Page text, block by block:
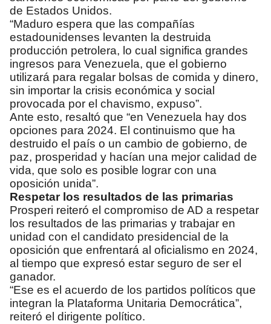
de Estados Unidos.
“Maduro espera que las compañías
estadounidenses levanten la destruida
producción petrolera, lo cual significa grandes
ingresos para Venezuela, que el gobierno
utilizará para regalar bolsas de comida y dinero,
sin importar la crisis económica y social
provocada por el chavismo, expuso”.
Ante esto, resaltó que “en Venezuela hay dos
opciones para 2024. El continuismo que ha
destruido el país o un cambio de gobierno, de
paz, prosperidad y hacían una mejor calidad de
vida, que solo es posible lograr con una
oposición unida”.
Respetar los resultados de las primarias
Prosperi reiteró el compromiso de AD a respetar
los resultados de las primarias y trabajar en
unidad con el candidato presidencial de la
oposición que enfrentará al oficialismo en 2024,
al tiempo que expresó estar seguro de ser el
ganador.
“Ese es el acuerdo de los partidos políticos que
integran la Plataforma Unitaria Democrática”,
reiteró el dirigente político.